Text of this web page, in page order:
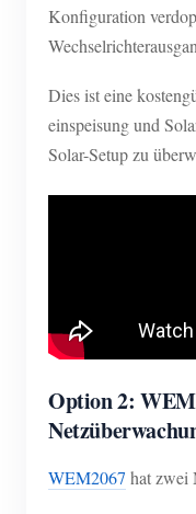
Konfiguration
Dies ist eine
einspeisung und
Solar-Setup zu
Option 2:
WEM2067 hat zwei